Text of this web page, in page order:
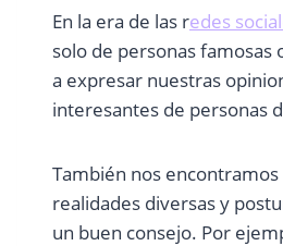
En la era de las redes
solo de personas famosas
a expresar nuestras
interesantes de personas
También nos
realidades diversas y
un buen consejo. Por